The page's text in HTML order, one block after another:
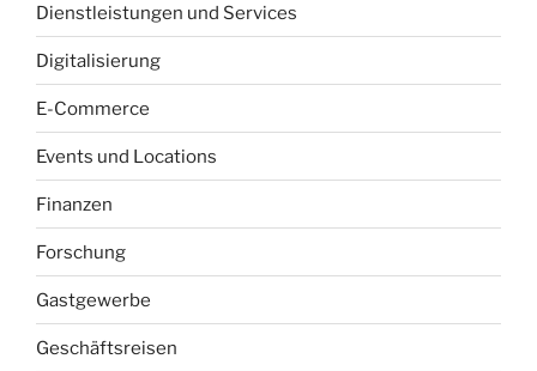
Dienstleistungen und Services
Digitalisierung
E-Commerce
Events und Locations
Finanzen
Forschung
Gastgewerbe
Geschäftsreisen